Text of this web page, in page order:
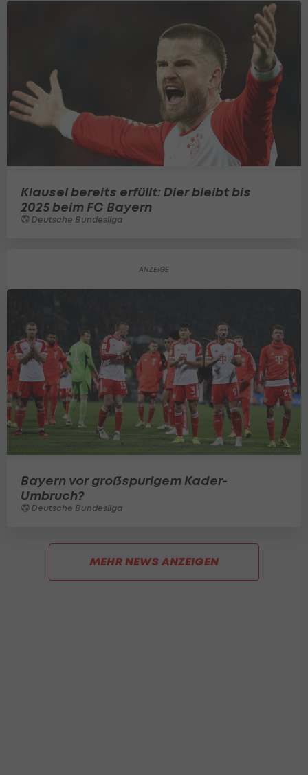
Klausel bereits erfüllt: Dier bleibt bis
2025 beim FC Bayern
Deutsche Bundesliga
Bayern vor großspurigem Kader-
Umbruch?
Deutsche Bundesliga
MEHR NEWS ANZEIGEN